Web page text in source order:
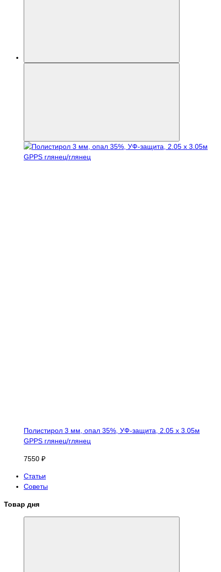
Полистирол 3 мм, опал 35%, УФ-защита, 2.05 х 3.05м
GPPS глянец/глянец
7550 ₽
Статьи
Советы
Товар дня